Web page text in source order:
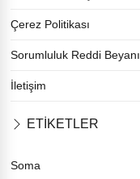
Çerez Politikası
Sorumluluk Reddi Beyanı
İletişim
ETİKETLER
Soma